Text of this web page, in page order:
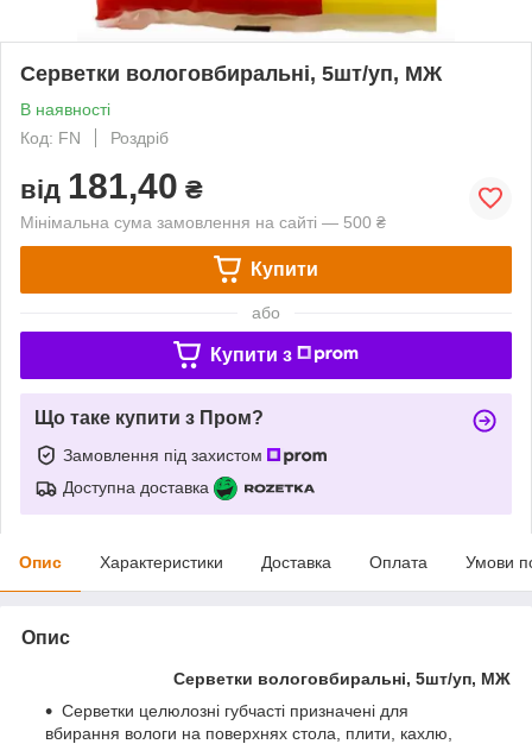
Серветки вологовбиральні, 5шт/уп, МЖ
В наявності
Код: FN
Роздріб
від 181,40 ₴
Мінімальна сума замовлення на сайті — 500 ₴
Купити
або
Купити з
Що таке купити з Пром?
Замовлення під захистом
Доступна доставка
Опис Характеристики Доставка Оплата Умови
Опис
Серветки вологовбиральні, 5шт/уп, МЖ
Серветки целюлозні губчасті призначені для
вбирання вологи на поверхнях стола, плити, кахлю,